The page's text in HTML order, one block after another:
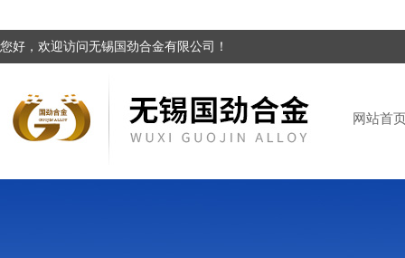
您好，欢迎访问无锡国劲合金有限公司！
网站首